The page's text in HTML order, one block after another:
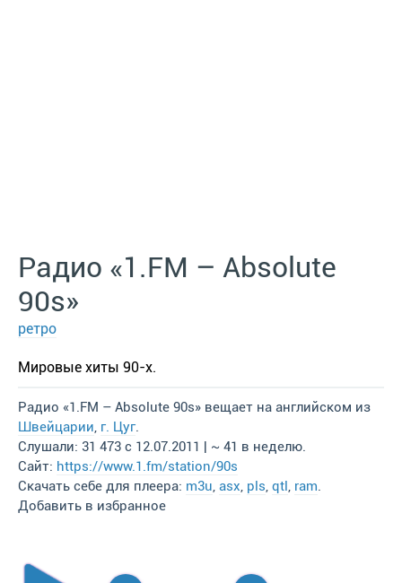
Радио «1.FM – Absolute
90s»
ретро
Мировые хиты 90-х.
Радио «1.FM – Absolute 90s» вещает на английском из
Швейцарии, г. Цуг.
Слушали: 31 473 с 12.07.2011 | ~ 41 в неделю.
Сайт: https://www.1.fm/station/90s
Скачать себе для плеера: m3u, asx, pls, qtl, ram.
Добавить в избранное